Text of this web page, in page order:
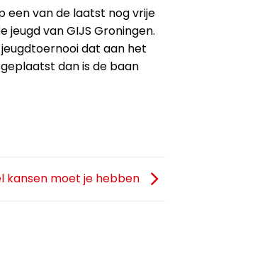
een van de laatst nog vrije
van GIJS Groningen.
dat aan het
dan is de baan
kansen moet je hebben